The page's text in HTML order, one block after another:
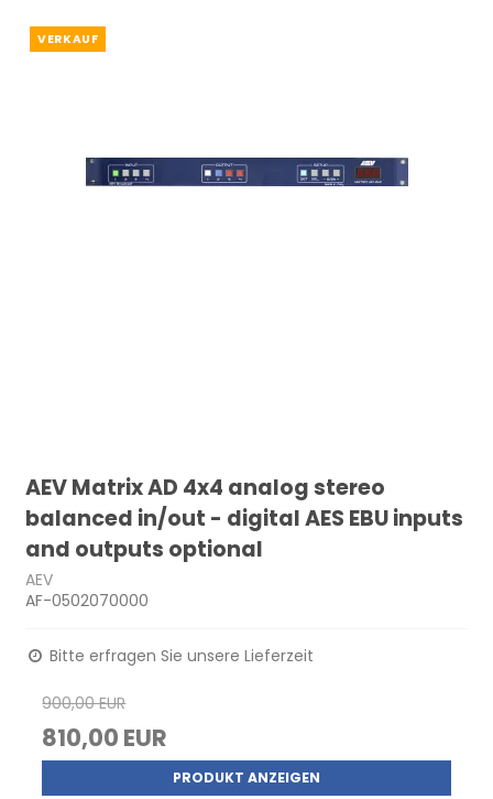
VERKAUF
AEV Matrix AD 4x4 analog stereo
balanced in/out - digital AES EBU inputs
and outputs optional
AEV
AF-0502070000
Bitte erfragen Sie unsere Lieferzeit
900,00 EUR
810,00 EUR
PRODUKT ANZEIGEN